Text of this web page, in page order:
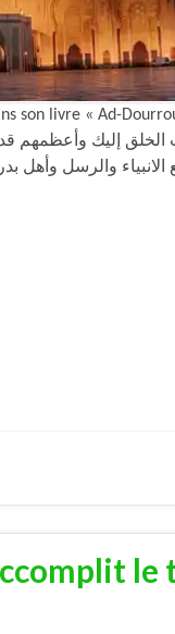
son livre « Ad-
والرسل وأهل